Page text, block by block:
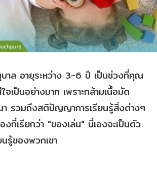
าล อายุระหว่าง 3-6 ปี เป็นช่วงที่คุณ
ป็นอย่างมาก เพราะกล้ามเนื้อมัด
รวมถึงสติปัญญาการเรียนรู้สิ่งต่างๆ
ที่เรียกว่า "ของเล่น" นี่เองจะเป็นตัว
รู้ของพวกเขา